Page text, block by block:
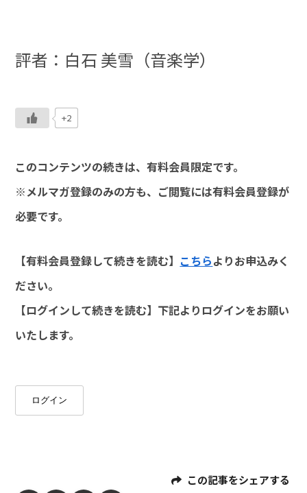
評者：白石 美雪（音楽学）
+2
このコンテンツの続きは、有料会員限定です。
※メルマガ登録のみの方も、ご閲覧には有料会員登録が
必要です。
【有料会員登録して続きを読む】 こちらよりお申込みく
ださい。
【ログインして続きを読む】下記よりログインをお願い
いたします。
ログイン
この記事をシェアする